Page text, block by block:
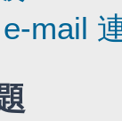
mail